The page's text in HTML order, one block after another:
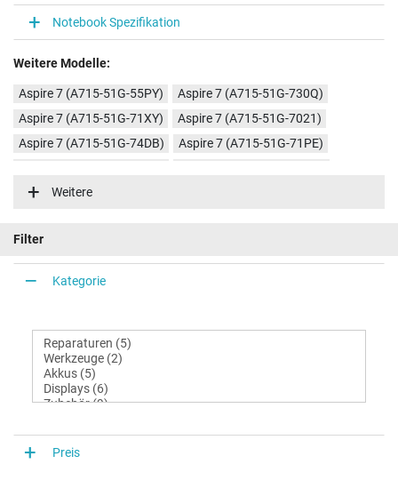
Notebook Spezifikation
Weitere Modelle:
Aspire 7 (A715-51G-55PY)
Aspire 7 (A715-51G-730Q)
Aspire 7 (A715-51G-71XY)
Aspire 7 (A715-51G-7021)
Aspire 7 (A715-51G-74DB)
Aspire 7 (A715-51G-71PE)
Weitere
Filter
Kategorie
Preis